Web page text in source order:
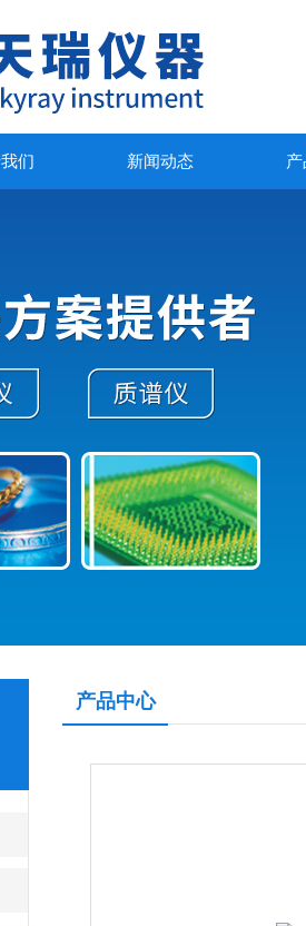
们 新闻动态
产品中心